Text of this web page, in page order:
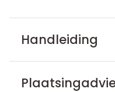
Handleiding